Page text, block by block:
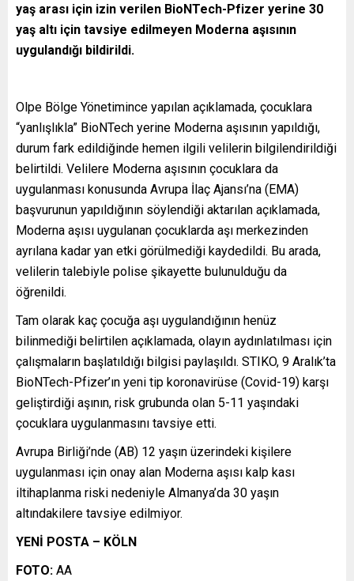
yaş arası için izin verilen BioNTech-Pfizer yerine 30
yaş altı için tavsiye edilmeyen Moderna aşısının
uygulandığı bildirildi.
Olpe Bölge Yönetimince yapılan açıklamada, çocuklara
“yanlışlıkla” BioNTech yerine Moderna aşısının yapıldığı,
durum fark edildiğinde hemen ilgili velilerin bilgilendirildiği
belirtildi. Velilere Moderna aşısının çocuklara da
uygulanması konusunda Avrupa İlaç Ajansı’na (EMA)
başvurunun yapıldığının söylendiği aktarılan açıklamada,
Moderna aşısı uygulanan çocuklarda aşı merkezinden
ayrılana kadar yan etki görülmediği kaydedildi. Bu arada,
velilerin talebiyle polise şikayette bulunulduğu da
öğrenildi.
Tam olarak kaç çocuğa aşı uygulandığının henüz
bilinmediği belirtilen açıklamada, olayın aydınlatılması için
çalışmaların başlatıldığı bilgisi paylaşıldı. STIKO, 9 Aralık’ta
BioNTech-Pfizer’ın yeni tip koronavirüse (Covid-19) karşı
geliştirdiği aşının, risk grubunda olan 5-11 yaşındaki
çocuklara uygulanmasını tavsiye etti.
Avrupa Birliği’nde (AB) 12 yaşın üzerindeki kişilere
uygulanması için onay alan Moderna aşısı kalp kası
iltihaplanma riski nedeniyle Almanya’da 30 yaşın
altındakilere tavsiye edilmiyor.
YENİ POSTA – KÖLN
FOTO: AA